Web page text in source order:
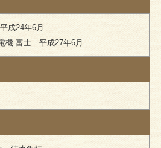
成24年6月
機 富士 平成27年6月